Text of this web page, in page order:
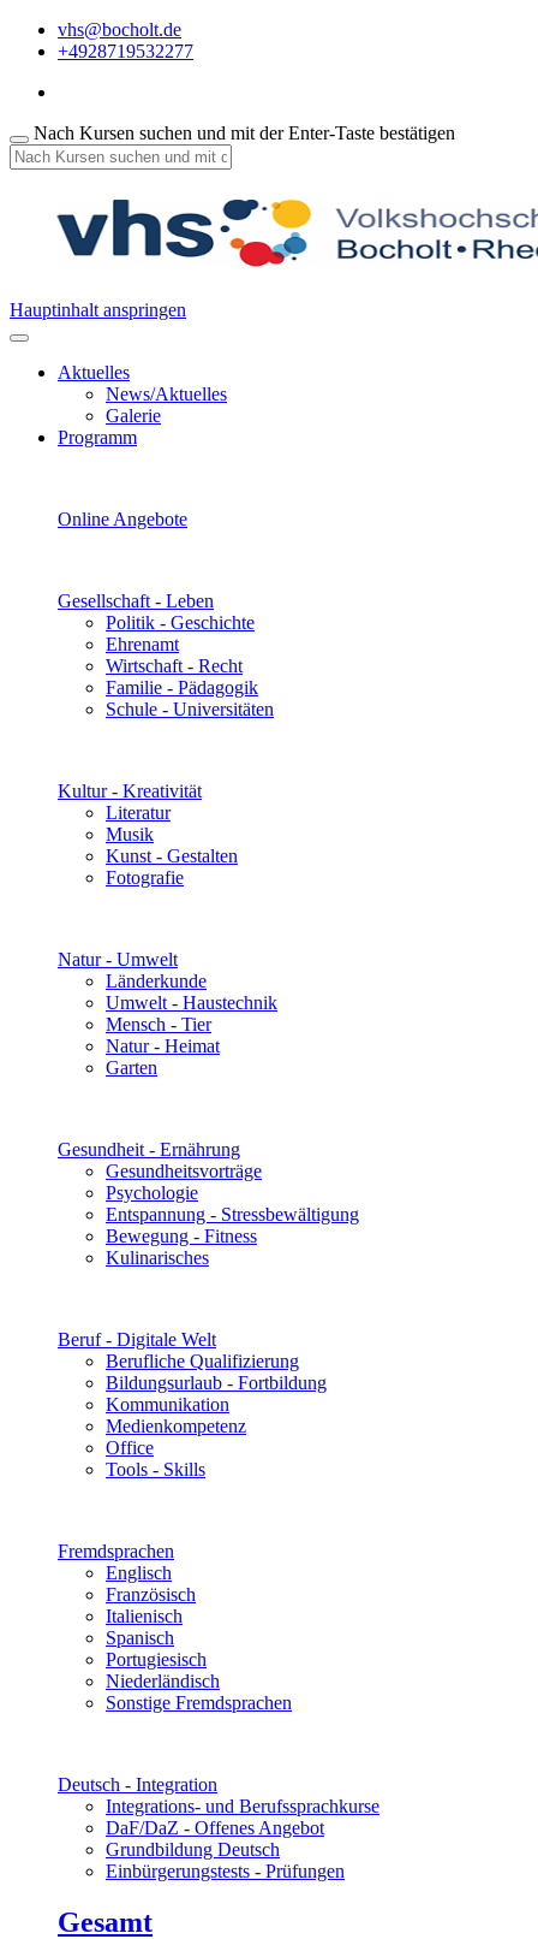
vhs@bocholt.de
+4928719532277
Nach Kursen suchen und mit der Enter-Taste bestätigen
Hauptinhalt anspringen
Aktuelles
News/Aktuelles
Galerie
Programm
Online Angebote
Gesellschaft - Leben
Politik - Geschichte
Ehrenamt
Wirtschaft - Recht
Familie - Pädagogik
Schule - Universitäten
Kultur - Kreativität
Literatur
Musik
Kunst - Gestalten
Fotografie
Natur - Umwelt
Länderkunde
Umwelt - Haustechnik
Mensch - Tier
Natur - Heimat
Garten
Gesundheit - Ernährung
Gesundheitsvorträge
Psychologie
Entspannung - Stressbewältigung
Bewegung - Fitness
Kulinarisches
Beruf - Digitale Welt
Berufliche Qualifizierung
Bildungsurlaub - Fortbildung
Kommunikation
Medienkompetenz
Office
Tools - Skills
Fremdsprachen
Englisch
Französisch
Italienisch
Spanisch
Portugiesisch
Niederländisch
Sonstige Fremdsprachen
Deutsch - Integration
Integrations- und Berufssprachkurse
DaF/DaZ - Offenes Angebot
Grundbildung Deutsch
Einbürgerungstests - Prüfungen
Gesamt